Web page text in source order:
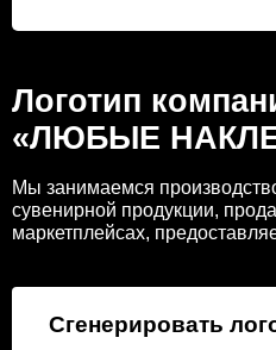
Логотип
«ЛЮБЫЕ
Мы занимаемся
сувенирной продукции,
маркетплейсах,
Сгенерировать